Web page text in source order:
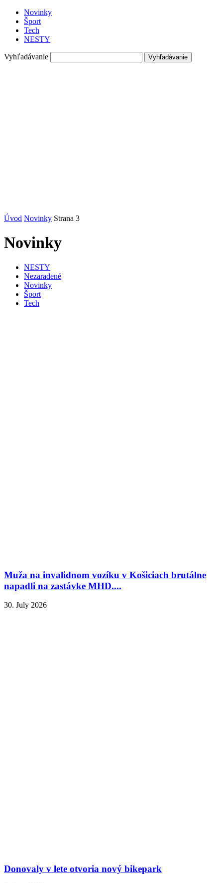
Novinky
Šport
Tech
NESTY
Vyhľadávanie
Úvod Novinky Strana 3
Novinky
NESTY
Nezaradené
Novinky
Šport
Tech
Muža na invalidnom vozíku v Košiciach brutálne
napadli na zastávke MHD....
30. July 2026
Donovaly v lete otvoria nový bikepark